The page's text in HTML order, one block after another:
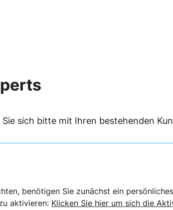
sich bitte mit Ihren bestehenden
benötigen Sie zunächst ein
aktivieren: Klicken Sie hier um sich die